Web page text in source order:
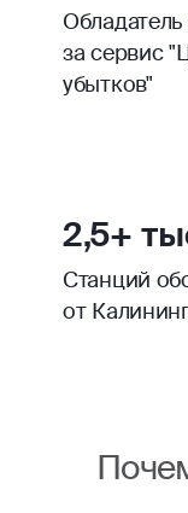
за сервис
убытков"
2,5+
Станций
от